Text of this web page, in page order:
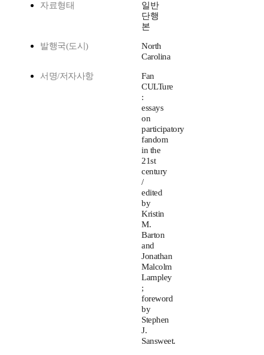
자료형태
일반
단행
본
발행국(도시)
North
Carolina
서명/저자사항
Fan
CULTure
:
essays
on
participatory
fandom
in the
21st
century
/
edited
by
Kristin
M.
Barton
and
Jonathan
Malcolm
Lampley
;
foreword
by
Stephen
J.
Sansweet.